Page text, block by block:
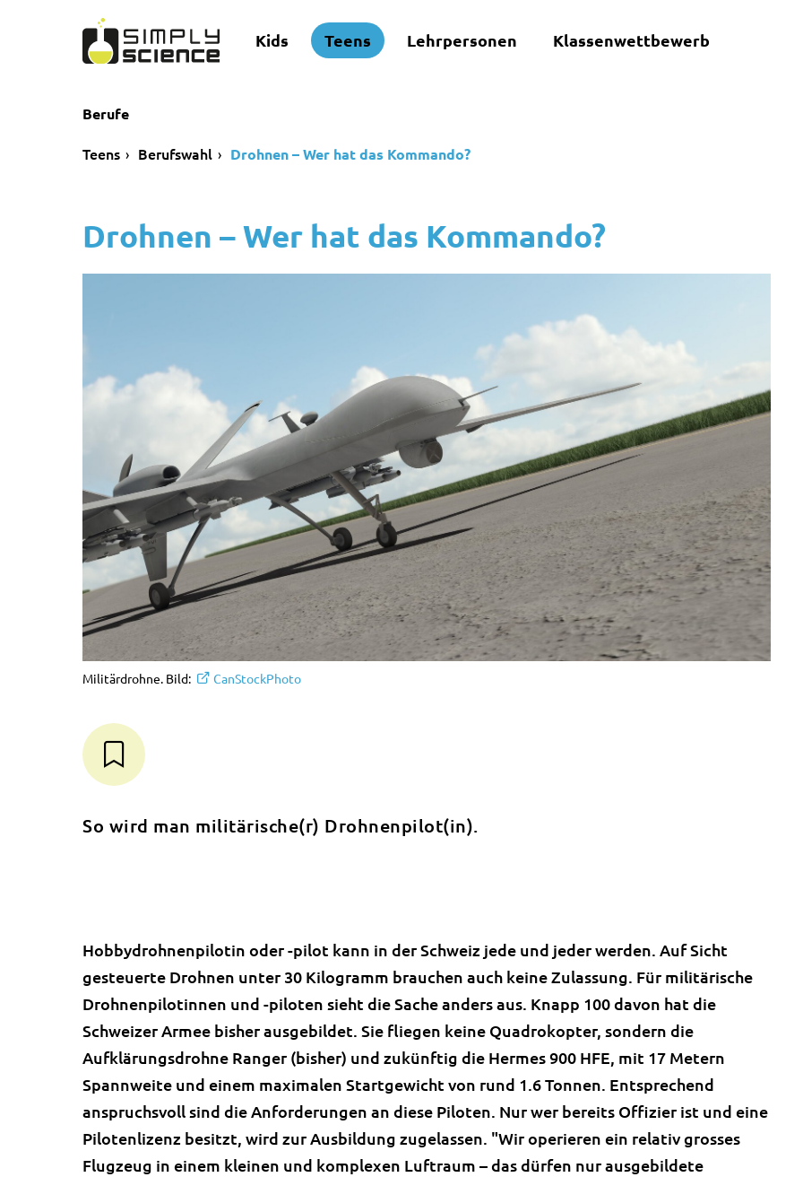
Kids Teens Lehrpersonen Klassenwettbewerb
Berufe
Teens Berufswahl Drohnen – Wer hat das Kommando?
Drohnen – Wer hat das Kommando?
Militärdrohne. Bild: CanStockPhoto
So wird man militärische(r) Drohnenpilot(in).
Hobbydrohnenpilotin oder -pilot kann in der Schweiz jede und jeder werden. Auf Sicht
gesteuerte Drohnen unter 30 Kilogramm brauchen auch keine Zulassung. Für militärische
Drohnenpilotinnen und -piloten sieht die Sache anders aus. Knapp 100 davon hat die
Schweizer Armee bisher ausgebildet. Sie fliegen keine Quadrokopter, sondern die
Aufklärungsdrohne Ranger (bisher) und zukünftig die Hermes 900 HFE, mit 17 Metern
Spannweite und einem maximalen Startgewicht von rund 1.6 Tonnen. Entsprechend
anspruchsvoll sind die Anforderungen an diese Piloten. Nur wer bereits Offizier ist und eine
Pilotenlizenz besitzt, wird zur Ausbildung zugelassen. "Wir operieren ein relativ grosses
Flugzeug in einem kleinen und komplexen Luftraum – das dürfen nur ausgebildete